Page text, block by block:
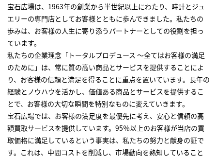
宝石広場は、1963年の創業から半世紀以上にわたり、時計とジュ
エリーの専門店としてお客様とともに歩んできました。私たちの
歩みは、お客様の人生に寄り添うパートナーとしての役割を担っ
ています。
私たちの企業理念「トータルプロデュース ～全てはお客様の満足
のために」は、常に質の高い商品とサービスを提供することによ
り、お客様の信頼と満足を得ることに重点を置いています。長年の
経験とノウハウを活かし、価値ある商品とサービスを提供するこ
とで、お客様の大切な瞬間を特別なものに変えていきます。
宝石広場では、お客様の満足度を最優先に考え、安心と信頼の高
額買取サービスを提供しています。95％以上のお客様が当店の買
取価格に満足しているという事実は、私たちの努力と献身の証で
す。これは、中間コストを削減し、市場動向を熟知していること